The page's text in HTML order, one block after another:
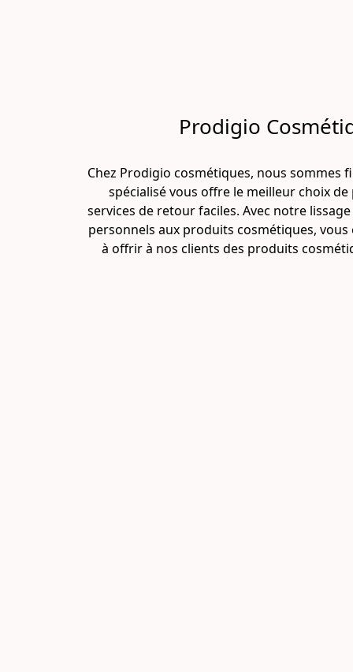
Prodigio
Chez Prodigio cosmétiques, nous
spécialisé vous offre le meilleur choix
services de retour faciles. Avec notre
personnels aux produits cosmétiques,
à offrir à nos clients des produits